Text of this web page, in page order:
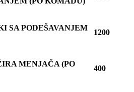
SA PODEŠAVANJEM
1200
IRA MENJAČA (PO
400